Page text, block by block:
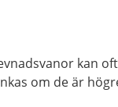
kan
om de är